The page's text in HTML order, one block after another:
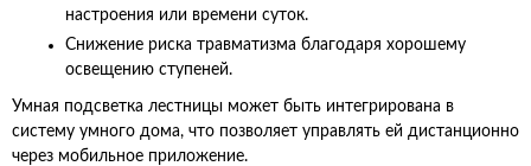
настроения или времени суток.
Снижение риска травматизма благодаря хорошему
освещению ступеней.
Умная подсветка лестницы может быть интегрирована в
систему умного дома, что позволяет управлять ей дистанционно
через мобильное приложение.